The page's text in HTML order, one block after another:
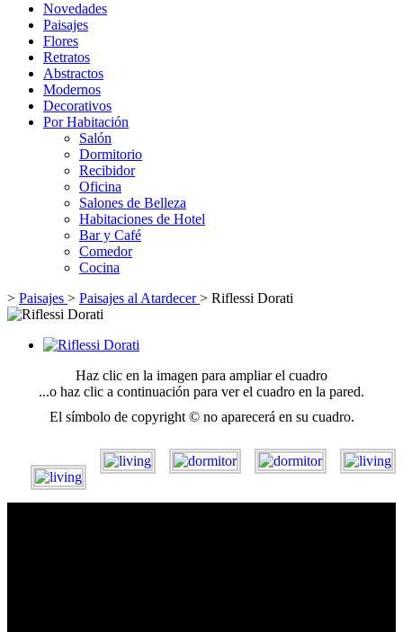
Novedades
Paisajes
Flores
Retratos
Abstractos
Modernos
Decorativos
Por Habitación
Salón
Dormitorio
Recibidor
Oficina
Salones de Belleza
Habitaciones de Hotel
Bar y Café
Comedor
Cocina
> Paisajes > Paisajes al Atardecer> Riflessi Dorati
Haz clic en la imagen para ampliar el cuadro
...o haz clic a continuación para ver el cuadro en la pared.
El símbolo de copyright © no aparecerá en su cuadro.